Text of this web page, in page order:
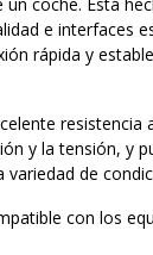
e interfaces
rápida y
resistencia
y la tensión, y
de
con los